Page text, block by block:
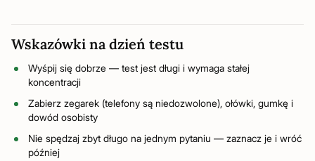
Wskazówki na dzień testu
Wyśpij się dobrze — test jest długi i wymaga stałej
koncentracji
Zabierz zegarek (telefony są niedozwolone), ołówki, gumkę i
dowód osobisty
Nie spędzaj zbyt długo na jednym pytaniu — zaznacz je i wróć
później